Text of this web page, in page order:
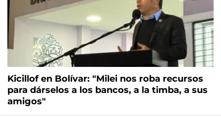
Kicillof en Bolívar: "Milei nos roba recursos
para dárselos a los bancos, a la timba, a sus
amigos"